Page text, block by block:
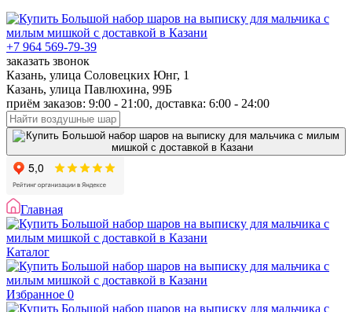
+7 964 569-79-39
заказать звонок
Казань, улица Соловецких Юнг, 1
Казань, улица Павлюхина, 99Б
приём заказов: 9:00 - 21:00, доставка: 6:00 - 24:00
Главная
Каталог
Избранное 0